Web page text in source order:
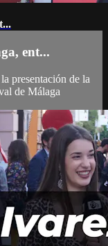
ent...
presentación de la
de Málaga